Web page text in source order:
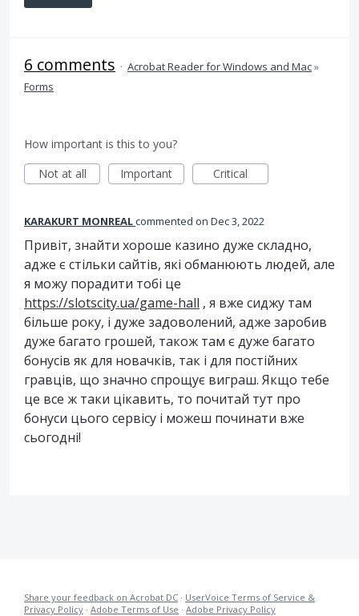
6 comments · Acrobat Reader for Windows and Mac»
Forms
How important is this to you?
Not at all
Important Critical
KARAKURT MONREALcommented Dec 3, 2022
Привіт, знайти хороше казино дуже складно,
адже є стільки сайтів, які обманюють людей, але
я можу порадити тобі це
https://slotscity.ua/game-hall , я вже сиджу там
більше року, і дуже задоволений, адже заробив
дуже багато грошей, також там є дуже багато
бонусів як для новачків, так і для постійних
гравців, що значно спрощує виграш. Якщо тебе
це все ж таки цікавить, то почитай тут про
бонуси цього сервісу і можеш починати вже
сьогодні!
Share your feedback on Acrobat DC · UserVoice Terms of Service &
Privacy Policy · Adobe Terms of Use · Adobe Privacy Policy